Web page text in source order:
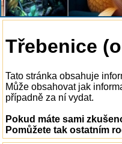
Třebenice
Tato stránka obsahuje
Může obsahovat jak
případně za ní vydat.
Pokud máte sami
Pomůžete tak ostatním